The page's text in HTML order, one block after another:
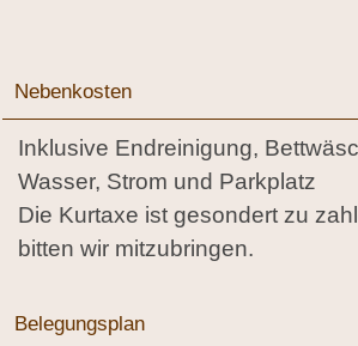
Nebenkosten
Inklusive Endreinigung,
Wasser, Strom und Parkplatz
Die Kurtaxe ist gesondert zu
bitten wir mitzubringen.
Belegungsplan